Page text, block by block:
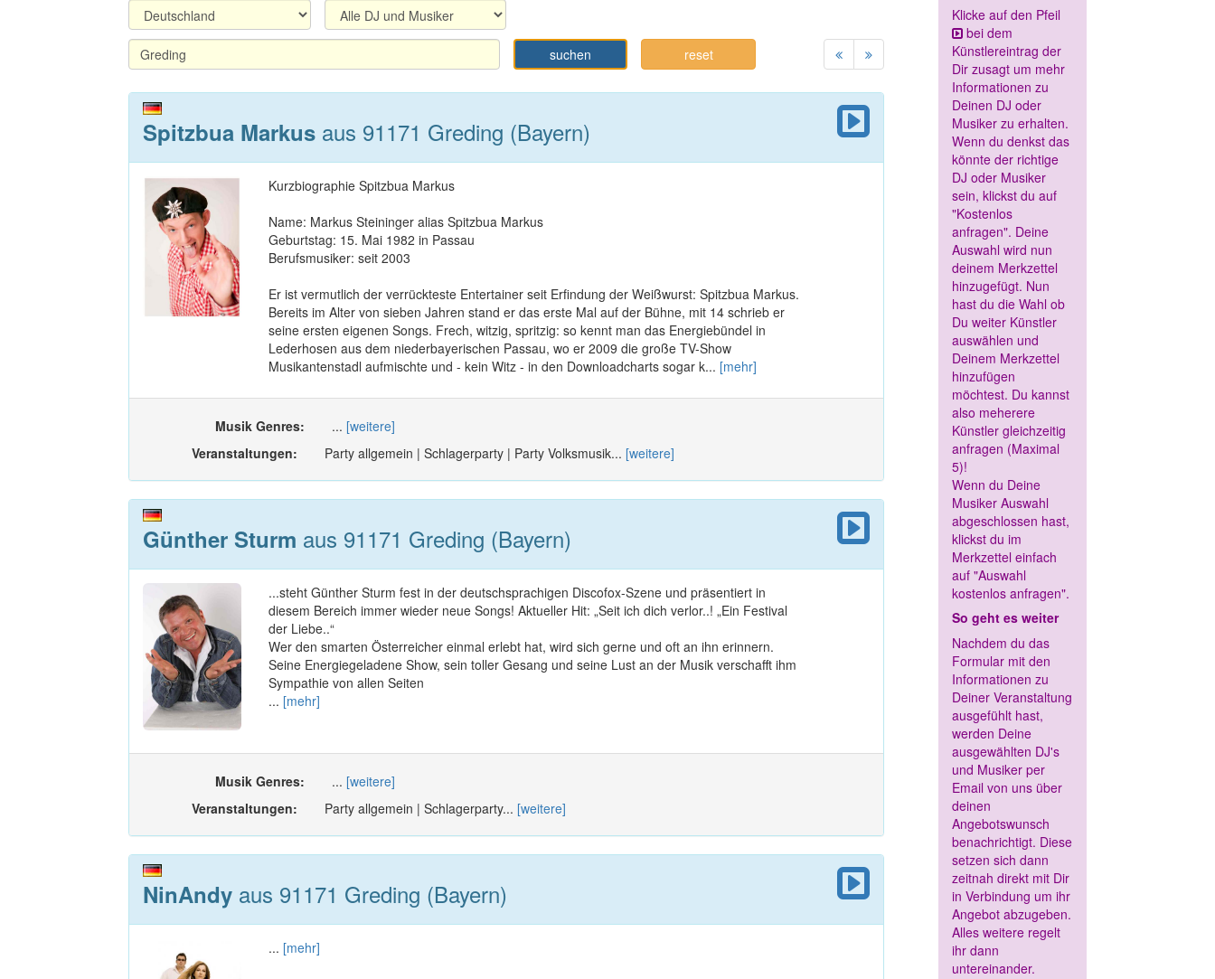
suchen reset
Spitzbua Markus aus 91171 Greding (Bayern)
Kurzbiographie Spitzbua Markus
Name: Markus Steininger alias Spitzbua Markus
Geburtstag: 15. Mai 1982 in Passau
Berufsmusiker: seit 2003
Er ist vermutlich der verrückteste Entertainer seit Erfindung der Weißwurst: Spitzbua Markus.
Bereits im Alter von sieben Jahren stand er das erste Mal auf der Bühne, mit 14 schrieb er
seine ersten eigenen Songs. Frech, witzig, spritzig: so kennt man das Energiebündel in
Lederhosen aus dem niederbayerischen Passau, wo er 2009 die große TV-Show
Musikantenstadl aufmischte und - kein Witz - in den Downloadcharts sogar k... [mehr]
Musik Genres: ... [weitere]
Veranstaltungen:
Party allgemein | Schlagerparty | Party Volksmusik... [weitere]
Günther Sturm aus 91171 Greding (Bayern)
...steht Günther Sturm fest in der deutschsprachigen Discofox-Szene und präsentiert in
diesem Bereich immer wieder neue Songs! Aktueller Hit: „Seit ich dich verlor..! „Ein Festival
der Liebe..“
Wer den smarten Österreicher einmal erlebt hat, wird sich gerne und oft an ihn erinnern.
Seine Energiegeladene Show, sein toller Gesang und seine Lust an der Musik verschafft ihm
Sympathie von allen Seiten
... [mehr]
Musik Genres: ... [weitere]
Veranstaltungen:
Party allgemein | Schlagerparty... [weitere]
NinAndy aus 91171 Greding (Bayern)
... [mehr]
Klicke auf den Pfeil
bei dem
Künstlereintrag der
Dir zusagt um mehr
Informationen zu
Deinen DJ oder
Musiker zu erhalten.
Wenn du denkst das
könnte der richtige
DJ oder Musiker
sein, klickst du auf
"Kostenlos
anfragen". Deine
Auswahl wird nun
deinem Merkzettel
hinzugefügt. Nun
hast du die Wahl ob
Du weiter Künstler
auswählen und
Deinem Merkzettel
hinzufügen
möchtest. Du kannst
also meherere
Künstler gleichzeitig
anfragen (Maximal
5)!
Wenn du Deine
Musiker Auswahl
abgeschlossen hast,
klickst du im
Merkzettel einfach
auf "Auswahl
kostenlos anfragen".
So geht es weiter
Nachdem du das
Formular mit den
Informationen zu
Deiner Veranstaltung
ausgefühlt hast,
werden Deine
ausgewählten DJ's
und Musiker per
Email von uns über
deinen
Angebotswunsch
benachrichtigt. Diese
setzen sich dann
zeitnah direkt mit Dir
in Verbindung um ihr
Angebot abzugeben.
Alles weitere regelt
ihr dann
untereinander.